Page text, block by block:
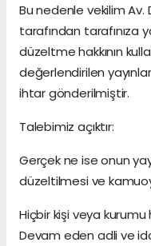
Bu nedenle vekilim Av.
tarafından tarafınıza
düzeltme hakkının
değerlendirilen
ihtar gönderilmiştir.
Talebimiz açıktır:
Gerçek ne ise onun
düzeltilmesi ve
Hiçbir kişi veya
Devam eden adli ve